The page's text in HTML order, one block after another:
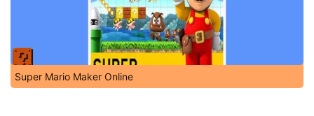
Super Mario Maker Online